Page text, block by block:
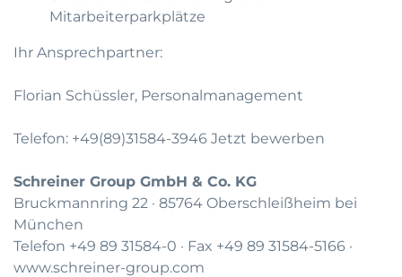
Mitarbeiterparkplätze
Ihr Ansprechpartner:
Florian Schüssler, Personalmanagement
Telefon: +49(89)31584-3946 Jetzt bewerben
Schreiner Group GmbH & Co. KG
Bruckmannring 22 · 85764 Oberschleißheim bei
München
Telefon +49 89 31584-0 · Fax +49 89 31584-5166 ·
www.schreiner-group.com